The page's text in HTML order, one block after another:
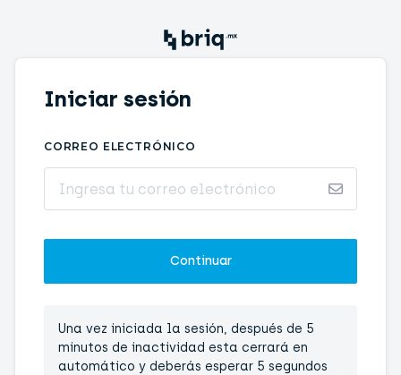
Iniciar sesión
CORREO ELECTRÓNICO
Una vez iniciada la sesión, después de 5
minutos de inactividad esta cerrará en
automático y deberás esperar 5 segundos